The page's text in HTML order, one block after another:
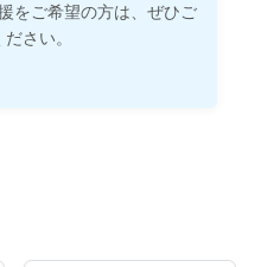
をご希望の方は、ぜひご
さい。